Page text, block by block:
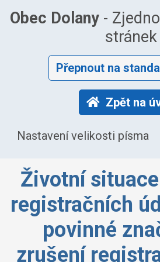
Obec Dolany-
stránek
Přepnout na
Zpět na
Nastavení velikosti písma
Životní
registračních
povinné
zrušení